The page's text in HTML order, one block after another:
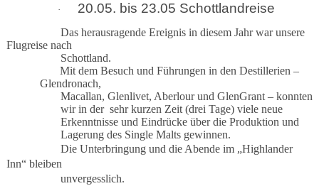
· 20.05. bis 23.05 Schottlandreise
Das herausragende Ereignis in diesem Jahr war unsere
Flugreise nach
Schottland.
Mit dem Besuch und Führungen in den Destillerien –
Glendronach,
Macallan, Glenlivet, Aberlour und GlenGrant – konnten
wir in der sehr kurzen Zeit (drei Tage) viele neue
Erkenntnisse und Eindrücke über die Produktion und
Lagerung des Single Malts gewinnen.
Die Unterbringung und die Abende im „Highlander
Inn“ bleiben
unvergesslich.